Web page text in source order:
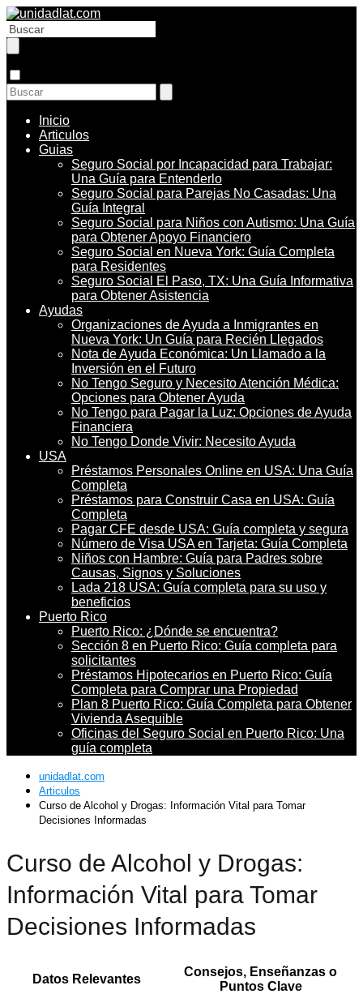
Inicio
Articulos
Guias
Seguro Social por Incapacidad para Trabajar:
Una Guía para Entenderlo
Seguro Social para Parejas No Casadas: Una
Guía Integral
Seguro Social para Niños con Autismo: Una Guía
para Obtener Apoyo Financiero
Seguro Social en Nueva York: Guía Completa
para Residentes
Seguro Social El Paso, TX: Una Guía Informativa
para Obtener Asistencia
Ayudas
Organizaciones de Ayuda a Inmigrantes en
Nueva York: Un Guía para Recién Llegados
Nota de Ayuda Económica: Un Llamado a la
Inversión en el Futuro
No Tengo Seguro y Necesito Atención Médica:
Opciones para Obtener Ayuda
No Tengo para Pagar la Luz: Opciones de Ayuda
Financiera
No Tengo Donde Vivir: Necesito Ayuda
USA
Préstamos Personales Online en USA: Una Guía
Completa
Préstamos para Construir Casa en USA: Guía
Completa
Pagar CFE desde USA: Guía completa y segura
Número de Visa USA en Tarjeta: Guía Completa
Niños con Hambre: Guía para Padres sobre
Causas, Signos y Soluciones
Lada 218 USA: Guía completa para su uso y
beneficios
Puerto Rico
Puerto Rico: ¿Dónde se encuentra?
Sección 8 en Puerto Rico: Guía completa para
solicitantes
Préstamos Hipotecarios en Puerto Rico: Guía
Completa para Comprar una Propiedad
Plan 8 Puerto Rico: Guía Completa para Obtener
Vivienda Asequible
Oficinas del Seguro Social en Puerto Rico: Una
guía completa
unidadlat.com
Articulos
Curso de Alcohol y Drogas: Información Vital para Tomar
Decisiones Informadas
Curso de Alcohol y Drogas:
Información Vital para Tomar
Decisiones Informadas
Datos Relevantes
Consejos, Enseñanzas o
Puntos Clave